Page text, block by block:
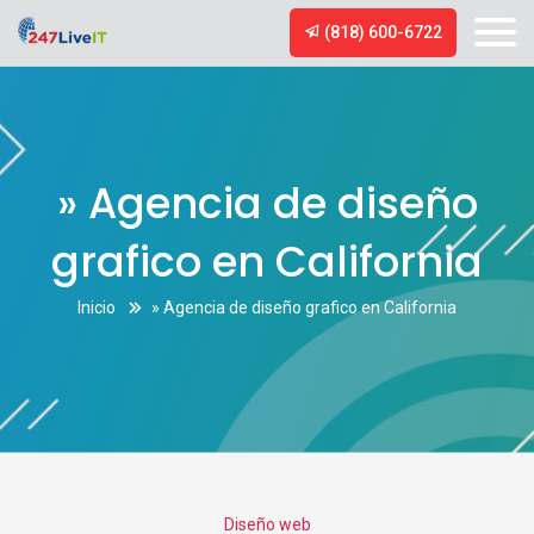
(818) 600-6722
» Agencia de diseño
grafico en California
Inicio » Agencia de diseño grafico en California
Categories
Diseño web